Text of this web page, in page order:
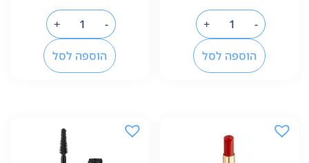
-
+
הוספה לסל
-
+
הוספה לסל